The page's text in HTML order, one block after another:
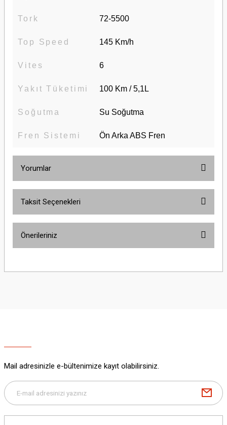
Tork 72-5500
Top Speed 145 Km/h
Vites 6
Yakıt Tüketimi 100 Km / 5,1L
Soğutma Su Soğutma
Fren Sistemi Ön Arka ABS Fren
Yorumlar
Taksit Seçenekleri
Önerileriniz
Bu ürüne benzer farklı alternatifler olmalı.
Mail adresinizle e-bültenimize kayıt olabilirsiniz.